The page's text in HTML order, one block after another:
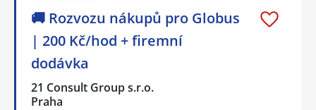
🚚 Rozvozu nákupů pro Globus
| 200 Kč/hod + firemní
dodávka
21 Consult Group s.r.o.
Praha